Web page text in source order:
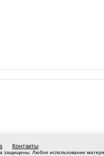
Контакты
защищены. Любое использование